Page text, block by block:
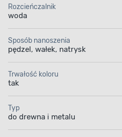
Rozcieńczalnik
woda
Sposób nanoszenia
pędzel, wałek, natrysk
Trwałość koloru
tak
Typ
do drewna i metalu